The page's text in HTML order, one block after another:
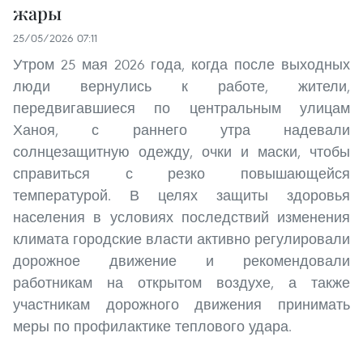
жары
25/05/2026 07:11
Утром 25 мая 2026 года, когда после выходных
люди вернулись к работе, жители,
передвигавшиеся по центральным улицам
Ханоя, с раннего утра надевали
солнцезащитную одежду, очки и маски, чтобы
справиться с резко повышающейся
температурой. В целях защиты здоровья
населения в условиях последствий изменения
климата городские власти активно регулировали
дорожное движение и рекомендовали
работникам на открытом воздухе, а также
участникам дорожного движения принимать
меры по профилактике теплового удара.